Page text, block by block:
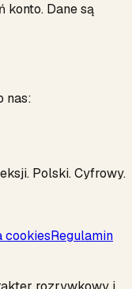
konto. Dane są
nas:
. Polski. Cyfrowy.
cookiesRegulamin